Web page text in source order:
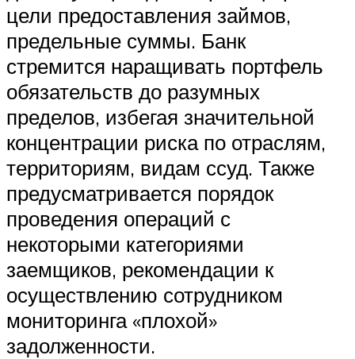
цели предоставления займов,
предельные суммы. Банк
стремится наращивать портфель
обязательств до разумных
пределов, избегая значительной
концентрации риска по отраслям,
территориям, видам ссуд. Также
предусматривается порядок
проведения операций с
некоторыми категориями
заемщиков, рекомендации к
осуществлению сотрудником
мониторинга «плохой»
задолженности.